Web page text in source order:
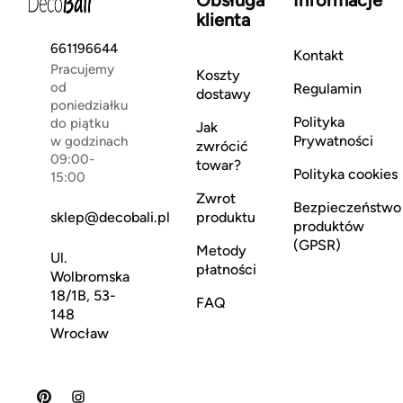
661196644
Pracujemy
od
poniedziałku
do piątku
w godzinach
09:00-
15:00
sklep@decobali.pl
Ul.
Wolbromska
18/1B, 53-
148
Wrocław
klienta
Koszty
dostawy
Jak
zwrócić
towar?
Zwrot
produktu
Metody
płatności
FAQ
Kontakt
Regulamin
Polityka
Prywatności
Polityka cookies
Bezpieczeństwo
produktów
(GPSR)